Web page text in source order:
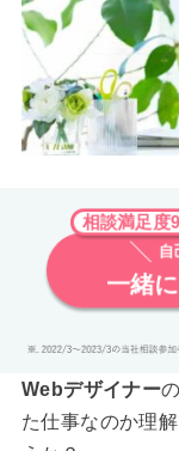
相談満足度
自
一緒
Webデザイナー
た仕事なのか理